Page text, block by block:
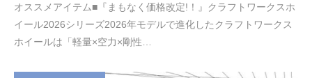
オススメアイテム■『まもなく価格改定!！』クラフトワークスホ
イール2026シリーズ2026年モデルで進化したクラフトワークス
ホイールは「軽量×空力×剛性…